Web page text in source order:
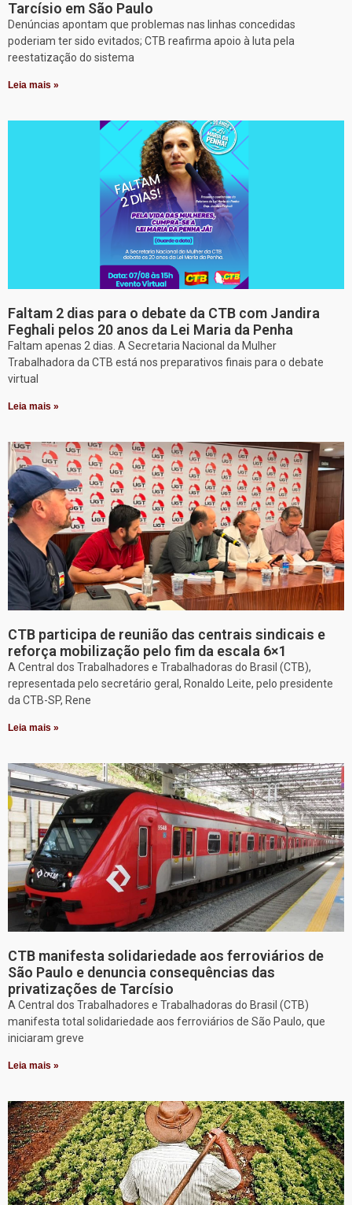
Tarcísio em São Paulo
Denúncias apontam que problemas nas linhas concedidas
poderiam ter sido evitados; CTB reafirma apoio à luta pela
reestatização do sistema
Leia mais »
Faltam 2 dias para o debate da CTB com Jandira
Feghali pelos 20 anos da Lei Maria da Penha
Faltam apenas 2 dias. A Secretaria Nacional da Mulher
Trabalhadora da CTB está nos preparativos finais para o debate
virtual
Leia mais »
CTB participa de reunião das centrais sindicais e
reforça mobilização pelo fim da escala 6×1
A Central dos Trabalhadores e Trabalhadoras do Brasil (CTB),
representada pelo secretário geral, Ronaldo Leite, pelo presidente
da CTB-SP, Rene
Leia mais »
CTB manifesta solidariedade aos ferroviários de
São Paulo e denuncia consequências das
privatizações de Tarcísio
A Central dos Trabalhadores e Trabalhadoras do Brasil (CTB)
manifesta total solidariedade aos ferroviários de São Paulo, que
iniciaram greve
Leia mais »